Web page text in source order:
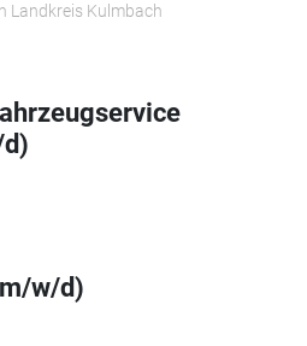
Landkreis Kulmbach
w/d)